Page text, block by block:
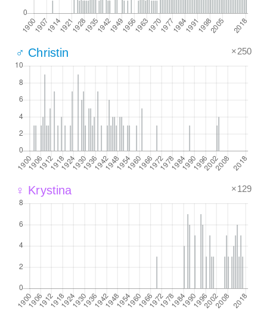
♂ Christin ×250
♀ Krystina ×129